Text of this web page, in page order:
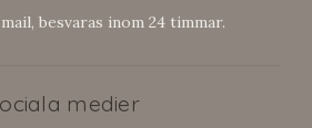
besvaras inom 24 timmar.
medier